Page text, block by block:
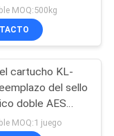
72
eventos y
MOQ:500kg
cartucho KL-
del sello
doble AES
MOQ:1 juego